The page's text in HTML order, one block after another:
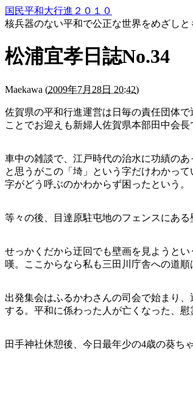
国民平和大行進２０１０
核兵器のない平和で公正な世界をめざしと
松浦宜孝日誌No.34
Maekawa (2009年7月28日 20:42)
佐賀県の平和行進運営は日毎の責任団体
ことでお迎えも新婦人佐賀県本部田中会長
車中の雑談で、江戸時代の治水に功績の
と思うがこの「埼」という字だけわかっ
字がどう呼ぶのかわからず困ったという。
等々の後、目達原駐屯地のフェンスにあ
せっかくだから迂回でも壁画を見ようと
嘆。ここからなら私も三田川庁舎への道順
出発集会はふるかわさんの司会で始まり
する。平和に係わった人が亡くなった、慰
田手神社休憩後、今日最年少の4歳の葵ち